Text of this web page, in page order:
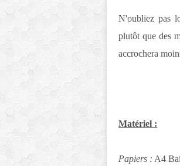
N'oubliez pas
plutôt que des
accrochera
Matériel :
Papiers : A4